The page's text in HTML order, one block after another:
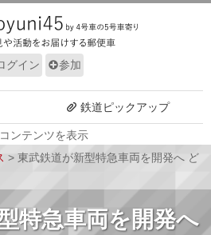
グイン 参加
ンテンツを表示
鉄道ピックアップ
> 東武鉄道が新型特急車両を開発へ ど
特急車両を開発へ